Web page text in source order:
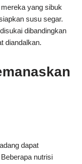
yang sibuk
susu segar.
dibandingkan
diandalkan.
dapat
nutrisi